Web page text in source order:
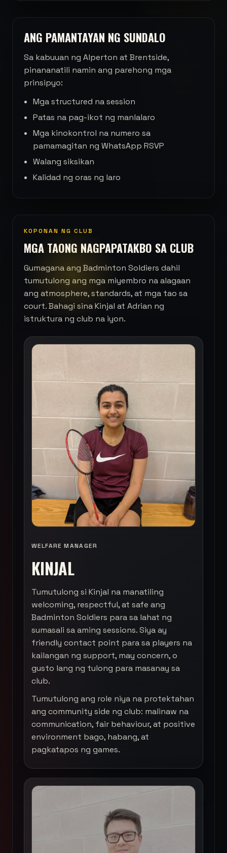
ANG PAMANTAYAN NG SUNDALO
Sa kabuuan ng Alperton at Brentside,
pinananatili namin ang parehong mga
prinsipyo:
Mga structured na session
Patas na pag-ikot ng manlalaro
Mga kinokontrol na numero sa
pamamagitan ng WhatsApp RSVP
Walang siksikan
Kalidad ng oras ng laro
KOPONAN NG CLUB
MGA TAONG NAGPAPATAKBO SA CLUB
Gumagana ang Badminton Soldiers dahil
tumutulong ang mga miyembro na alagaan
ang atmosphere, standards, at mga tao sa
court. Bahagi sina Kinjal at Adrian ng
istruktura ng club na iyon.
WELFARE MANAGER
KINJAL
Tumutulong si Kinjal na manatiling
welcoming, respectful, at safe ang
Badminton Soldiers para sa lahat ng
sumasali sa aming sessions. Siya ay
friendly contact point para sa players na
kailangan ng support, may concern, o
gusto lang ng tulong para masanay sa
club.
Tumutulong ang role niya na protektahan
ang community side ng club: malinaw na
communication, fair behaviour, at positive
environment bago, habang, at
pagkatapos ng games.